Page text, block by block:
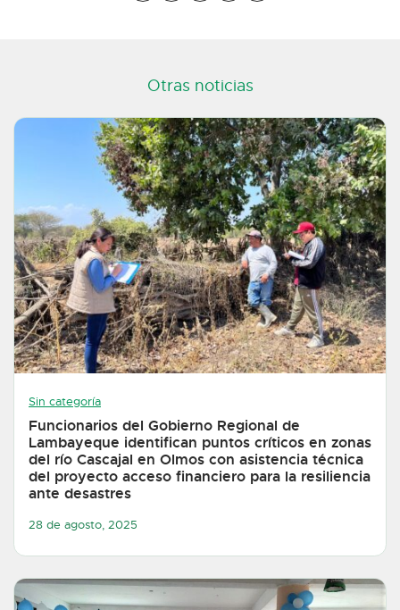
Otras noticias
Sin categoría
Funcionarios del Gobierno Regional de
Lambayeque identifican puntos críticos en zonas
del río Cascajal en Olmos con asistencia técnica
del proyecto acceso financiero para la resiliencia
ante desastres
28 de agosto, 2025